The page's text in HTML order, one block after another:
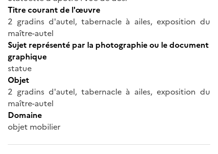
Titre courant de l'œuvre
2 gradins d'autel, tabernacle à ailes, exposition du
maître-autel
Sujet représenté par la photographie ou le document
graphique
statue
Objet
2 gradins d'autel, tabernacle à ailes, exposition du
maître-autel
Domaine
objet mobilier